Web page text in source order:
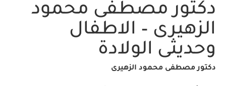
دكتور مصطفى محمود
الزهيرى – الاطفال
وحديثى الولادة
دكتور مصطفى محمود الزهيرى